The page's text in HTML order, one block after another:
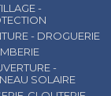
-
- DROGUERIE
-
SOLAIRE